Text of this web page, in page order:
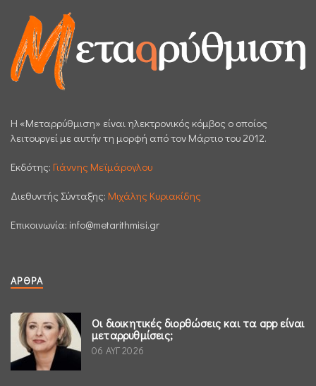
H «Μεταρρύθμιση» είναι ηλεκτρονικός κόμβος ο οποίος
λειτουργεί με αυτήν τη μορφή από τον Μάρτιο του 2012.
Εκδότης: Γιάννης Μεϊμάρογλου
Διεθυντής Σύνταξης: Μιχάλης Κυριακίδης
Επικοινωνία: info@metarithmisi.gr
ΆΡΘΡΑ
Οι διοικητικές διορθώσεις και τα app είναι
μεταρρυθμίσεις;
06 ΑΥΓ 2026